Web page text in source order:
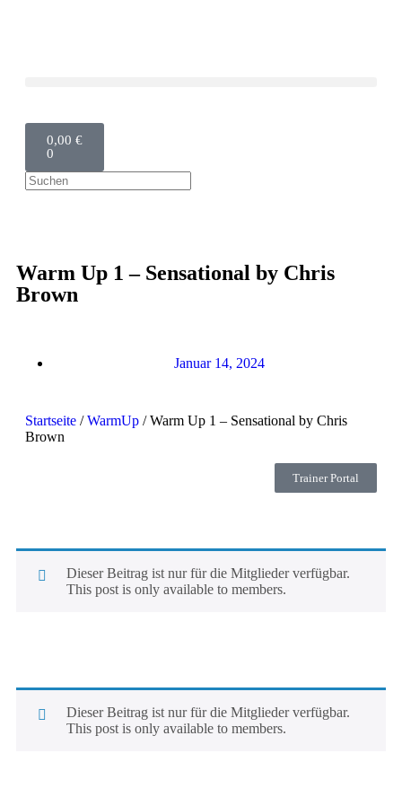
0,00 €
0
Warm Up 1 – Sensational by Chris
Brown
Januar 14, 2024
Startseite /WarmUp / Warm Up 1 – Sensational by Chris
Brown
Trainer Portal
Dieser Beitrag ist nur für die Mitglieder verfügbar.
This post is only available to members.
Dieser Beitrag ist nur für die Mitglieder verfügbar.
This post is only available to members.